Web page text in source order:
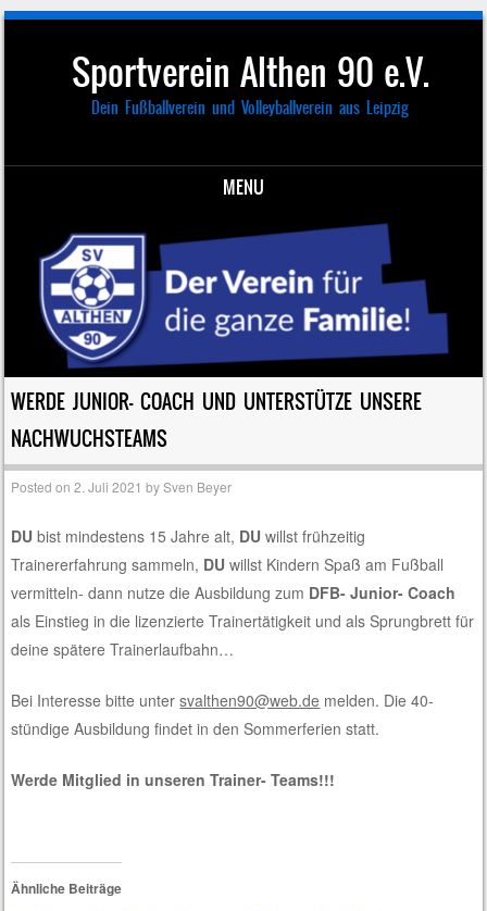
Sportverein Althen 90 e.V.
Dein Fußballverein und Volleyballverein aus Leipzig
MENU
WERDE JUNIOR- COACH UND UNTERSTÜTZE UNSERE
NACHWUCHSTEAMS
Posted on2. Juli 2021 bySven Beyer
DU bist mindestens 15 Jahre alt, DU willst frühzeitig
Trainererfahrung sammeln, DU willst Kindern Spaß am Fußball
vermitteln- dann nutze die Ausbildung zum DFB- Junior- Coach
als Einstieg in die lizenzierte Trainertätigkeit und als Sprungbrett für
deine spätere Trainerlaufbahn…
Bei Interesse bitte untersvalthen90@web.de melden. Die 40-
stündige Ausbildung findet in den Sommerferien statt.
Werde Mitglied in unseren Trainer- Teams!!!
Ähnliche Beiträge